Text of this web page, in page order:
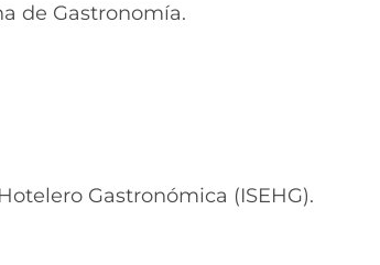
de Gastronomía.
Gastronómica (ISEHG).